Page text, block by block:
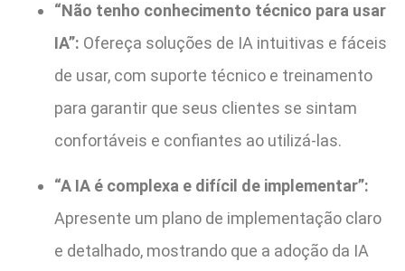
“Não tenho conhecimento técnico para usar
IA”: Ofereça soluções de IA intuitivas e fáceis
de usar, com suporte técnico e treinamento
para garantir que seus clientes se sintam
confortáveis e confiantes ao utilizá-las.
“A IA é complexa e difícil de implementar”:
Apresente um plano de implementação claro
e detalhado, mostrando que a adoção da IA